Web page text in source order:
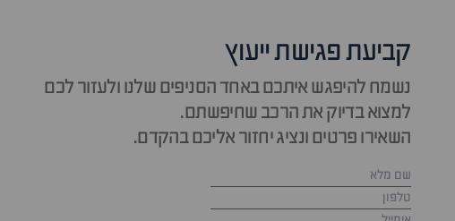
קביעת פגישת ייעוץ
נשמח להיפגש איתכם באחד הסניפים שלנו ולעזור לכם
למצוא בדיוק את הרכב שחיפשתם.
השאירו פרטים ונציג יחזור אליכם בהקדם.